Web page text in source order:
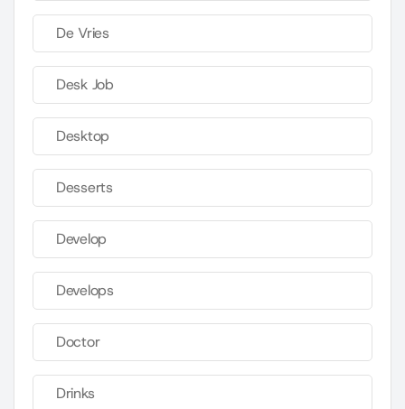
De Vries
Desk Job
Desktop
Desserts
Develop
Develops
Doctor
Drinks